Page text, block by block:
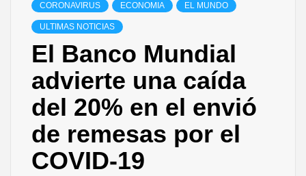
CORONAVIRUS ECONOMIA EL MUNDO
ULTIMAS NOTICIAS
El Banco Mundial
advierte una caída
del 20% en el envió
de remesas por el
COVID-19